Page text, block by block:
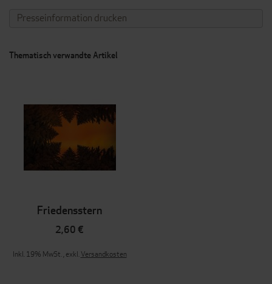
Presseinformation drucken
Thematisch verwandte Artikel
Friedensstern
2,60 €
Inkl. 19% MwSt.,exkl.Versandkosten